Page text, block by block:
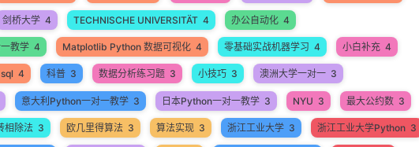
剑桥大学 4 TECHNISCHE UNIVERSITÄT 4 办公自动化 4
教学 4 Matplotlib Python 数据可视化 4 零基础实战机器学习 4 小白补充 4
4 科普 3 数据分析练习题 3 小技巧 3 澳洲大学一对一 3
意大利Python一对一教学 3 日本Python一对一教学 3 NYU 3 最大公约数 3
相除法 3 欧几里得算法 3 算法实现 3 浙江工业大学 3 浙江工业大学Python 3